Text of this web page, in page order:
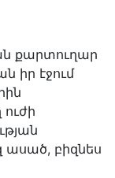
քարտուղար
իր էջում
բիզնես